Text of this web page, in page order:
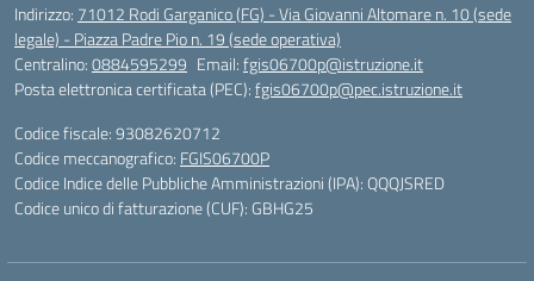
Indirizzo: 71012 Rodi Garganico (FG) - Via Giovanni Altomare n. 10 (sede
legale) - Piazza Padre Pio n. 19 (sede operativa)
Centralino:0884595299 Email:fgis06700p@istruzione.it
Posta elettronica certificata (PEC):fgis06700p@pec.istruzione.it
Codice fiscale: 93082620712
Codice meccanografico: FGIS06700P
Codice Indice delle Pubbliche Amministrazioni (IPA): QQQJSRED
Codice unico di fatturazione (CUF): GBHG25